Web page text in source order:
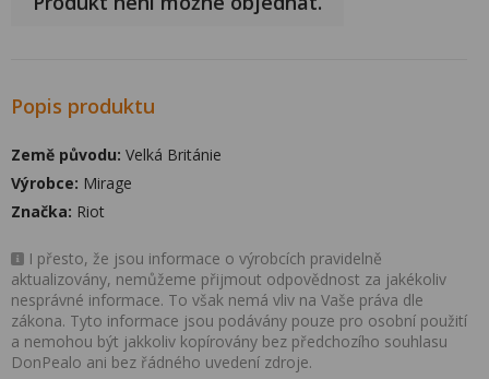
Popis produktu
Země původu: Velká Británie
Výrobce: Mirage
Značka: Riot
I přesto, že jsou informace o výrobcích pravidelně
aktualizovány, nemůžeme přijmout odpovědnost za jakékoliv
nesprávné informace. To však nemá vliv na Vaše práva dle
zákona. Tyto informace jsou podávány pouze pro osobní použití
a nemohou být jakkoliv kopírovány bez předchozího souhlasu
DonPealo ani bez řádného uvedení zdroje.